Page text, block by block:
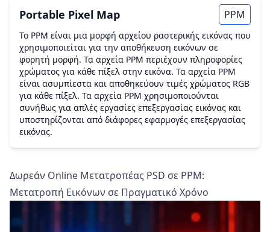
Portable Pixel Map PPM
Το PPM είναι μια μορφή αρχείου ραστερικής εικόνας που
χρησιμοποιείται για την αποθήκευση εικόνων σε
φορητή μορφή. Τα αρχεία PPM περιέχουν πληροφορίες
χρώματος για κάθε πίξελ στην εικόνα. Τα αρχεία PPM
είναι ασυμπίεστα και αποθηκεύουν τιμές χρώματος RGB
για κάθε πίξελ. Τα αρχεία PPM χρησιμοποιούνται
συνήθως για απλές εργασίες επεξεργασίας εικόνας και
υποστηρίζονται από διάφορες εφαρμογές επεξεργασίας
εικόνας.
Δωρεάν Online Μετατροπέας PSD σε PPM:
Μετατροπή Εικόνων σε Πραγματικό Χρόνο